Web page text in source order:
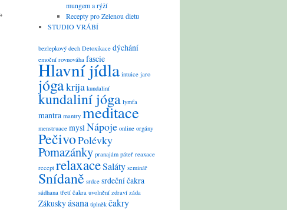
mungem a rýží
Recepty pro Zelenou dietu
STUDIO VRÁBÍ
bezlepkový dech Detoxikace dýchání
emoční rovnováha fascie
Hlavní jídla intuice jaro
jógakrija kundaliní
kundaliní jóga lymfa
mantra mantry meditace
menstruace myslNápoje online orgány
PečivoPolévky
Pomazánky pranajám páteř reaxace
recept relaxaceSaláty seminář
Snídaně srdce srdeční čakra
sádhana třetí čakra uvolnění zdraví záda
Zákuskyásana úplněk čakry